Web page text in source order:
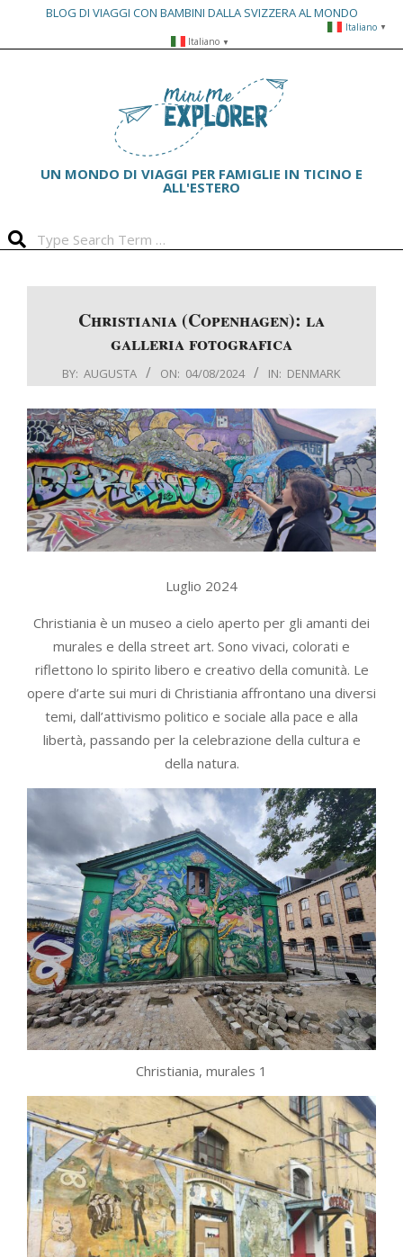
BLOG DI VIAGGI CON BAMBINI DALLA SVIZZERA AL MONDO
Italiano ▼
UN MONDO DI VIAGGI PER FAMIGLIE IN TICINO E
ALL'ESTERO
Christiania (Copenhagen): la
galleria fotografica
BY: AUGUSTA ON: 04/08/2024 IN: DENMARK
Luglio 2024
Christiania è un museo a cielo aperto per gli amanti dei
murales e della street art. Sono vivaci, colorati e
riflettono lo spirito libero e creativo della comunità. Le
opere d’arte sui muri di Christiania affrontano una diversi
temi, dall’attivismo politico e sociale alla pace e alla
libertà, passando per la celebrazione della cultura e
della natura.
Christiania, murales 1
Italiano ▼